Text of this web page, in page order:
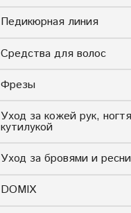
Педикюрная линия
Средства для волос
Фрезы
Уход за кожей рук,
кутилукой
Уход за бровями и
DOMIX